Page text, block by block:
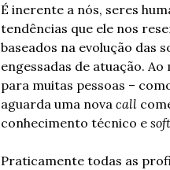
É inerente a nós, seres
tendências que ele nos
baseados na evolução das
engessadas de atuação.
para muitas pessoas –
aguarda uma nova call
conhecimento técnico e
Praticamente todas as